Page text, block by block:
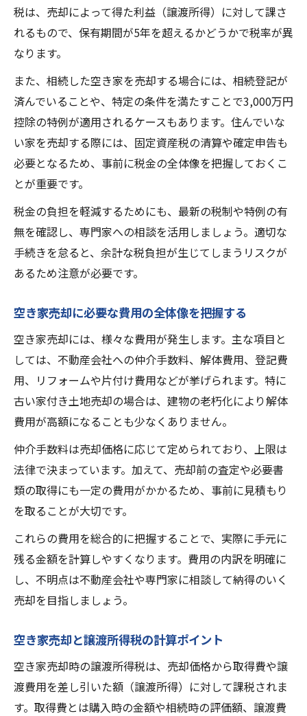
売却の流れと手続き上の注意点まとめ
空き家売却の基本的な流れと準備の進め方
空き家売却時に起きやすいミスと注意点
空き家売却の流れに沿った段階的なポイン
ト
専門家に相談したい空き家売却の手続き
管理負担を減らす空き家売却のステップ
空き家売却による管理負担の軽減方法
空き家売却の段取りと事前準備の重要性
空き家売却でスムーズに管理から解放され
る
空き家売却時に役立つ整理と片付けのコツ
費用や解体費用の疑問をスッキリ解決
空き家売却でよくある費用の疑問点を解説
空き家売却時の解体費用とその相場の目安
空き家売却とリフォーム費用の関係につい
て
空き家売却前に必要な費用のチェックポイ
ント
空き家売却の費用節約術と注意点を知る
確定申告時に必要な書類や手順のポイント
空き家売却後の確定申告で必要な書類一覧
空き家売却における確定申告の手順を解説
空き家売却時の確定申告で注意すべき点
空き家売却の税金申告でミスを防ぐ方法
空き家売却の確定申告を効率よく進めるコ
ツ
税は、売却によって得た利益（譲渡所得）に対して課さ
れるもので、保有期間が5年を超えるかどうかで税率が異
なります。
また、相続した空き家を売却する場合には、相続登記が
済んでいることや、特定の条件を満たすことで3,000万円
控除の特例が適用されるケースもあります。住んでいな
い家を売却する際には、固定資産税の清算や確定申告も
必要となるため、事前に税金の全体像を把握しておくこ
とが重要です。
税金の負担を軽減するためにも、最新の税制や特例の有
無を確認し、専門家への相談を活用しましょう。適切な
手続きを怠ると、余計な税負担が生じてしまうリスクが
あるため注意が必要です。
空き家売却に必要な費用の全体像を把握する
空き家売却には、様々な費用が発生します。主な項目と
しては、不動産会社への仲介手数料、解体費用、登記費
用、リフォームや片付け費用などが挙げられます。特に
古い家付き土地売却の場合は、建物の老朽化により解体
費用が高額になることも少なくありません。
仲介手数料は売却価格に応じて定められており、上限は
法律で決まっています。加えて、売却前の査定や必要書
類の取得にも一定の費用がかかるため、事前に見積もり
を取ることが大切です。
これらの費用を総合的に把握することで、実際に手元に
残る金額を計算しやすくなります。費用の内訳を明確に
し、不明点は不動産会社や専門家に相談して納得のいく
売却を目指しましょう。
空き家売却と譲渡所得税の計算ポイント
空き家売却時の譲渡所得税は、売却価格から取得費や譲
渡費用を差し引いた額（譲渡所得）に対して課税されま
す。取得費とは購入時の金額や相続時の評価額、譲渡費